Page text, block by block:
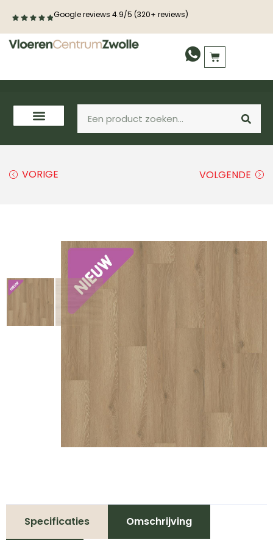
Google reviews 4.9/5 (320+ reviews)
VORIGE VOLGENDE
Specificaties Omschrijving